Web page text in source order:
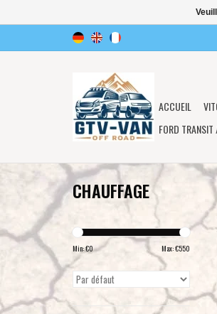
ACCUEIL
FORD
CHAUFFAGE
Min: €0 Max: €550